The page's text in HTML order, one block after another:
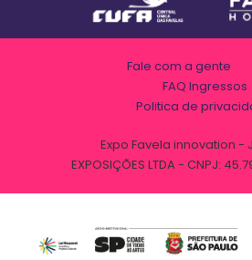
Fale com a gente
FAQ Ingressos
Politica de
Expo Favela innovation -
EXPOSIÇÕES LTDA - CNPJ: